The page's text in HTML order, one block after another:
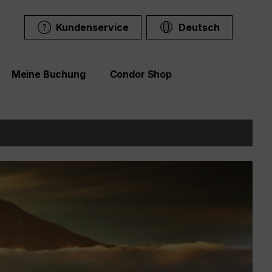
Kundenservice Deutsch
Meine Buchung Condor Shop